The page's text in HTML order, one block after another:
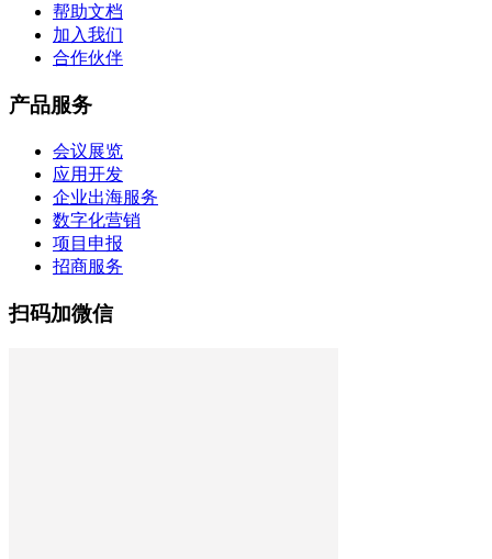
帮助文档
加入我们
合作伙伴
产品服务
会议展览
应用开发
企业出海服务
数字化营销
项目申报
招商服务
扫码加微信